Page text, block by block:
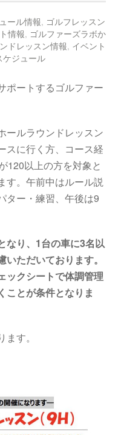
ール情報, ゴルフレッスン
情報, ゴルファーズラボか
ドレッスン情報, イベント
ケジュール
ポートするゴルファー
ールラウンドレッスン
スに行く方、コース経
120以上の方を対象と
す。午前中はルール説
ター・練習、午後は9
なり、1台の車に3名以
いただいております。
ックシートで体調管理
ことが条件となりま
す。